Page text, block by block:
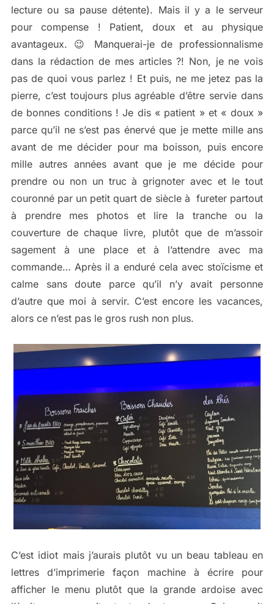
lecture ou sa pause détente). Mais il y a le serveur
pour compense ! Patient, doux et au physique
avantageux. 😉 Manquerai-je de professionnalisme
dans la rédaction de mes articles ?! Non, je ne vois
pas de quoi vous parlez ! Et puis, ne me jetez pas la
pierre, c’est toujours plus agréable d’être servie dans
de bonnes conditions ! Je dis « patient » et « doux »
parce qu’il ne s’est pas énervé que je mette mille ans
avant de me décider pour ma boisson, puis encore
mille autres années avant que je me décide pour
prendre ou non un truc à grignoter avec et le tout
couronné par un petit quart de siècle à fureter partout
à prendre mes photos et lire la tranche ou la
couverture de chaque livre, plutôt que de m’assoir
sagement à une place et à l’attendre avec ma
commande… Après il a enduré cela avec stoïcisme et
calme sans doute parce qu’il n’y avait personne
d’autre que moi à servir. C’est encore les vacances,
alors ce n’est pas le gros rush non plus.
C’est idiot mais j’aurais plutôt vu un beau tableau en
lettres d’imprimerie façon machine à écrire pour
afficher le menu plutôt que la grande ardoise avec